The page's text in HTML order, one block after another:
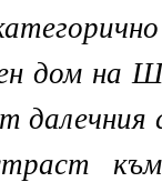
дом на
далечния